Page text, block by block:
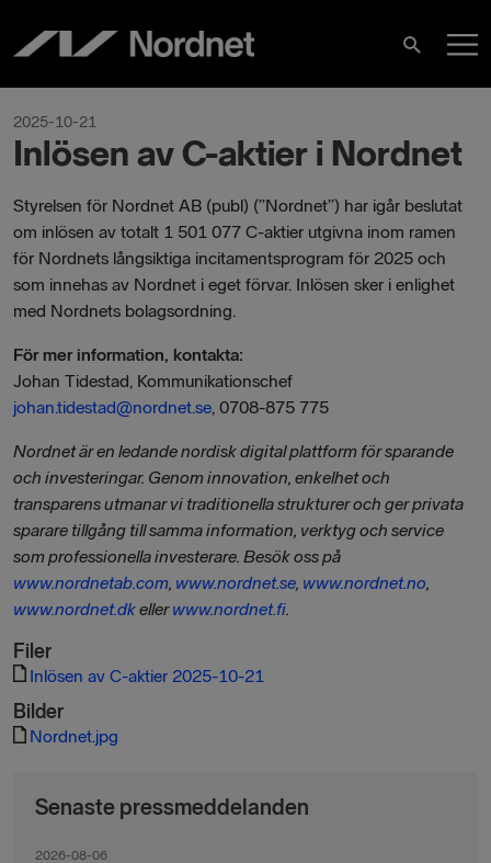
innehåll
Sök
2025-10-21
Inlösen av C-aktier i Nordnet
Styrelsen för Nordnet AB (publ) (”Nordnet”) har igår beslutat
om inlösen av totalt 1 501 077 C-aktier utgivna inom ramen
för Nordnets långsiktiga incitamentsprogram för 2025 och
som innehas av Nordnet i eget förvar. Inlösen sker i enlighet
med Nordnets bolagsordning.
För mer information, kontakta:
Johan Tidestad, Kommunikationschef
johan.tidestad@nordnet.se, 0708-875 775
Nordnet är en ledande nordisk digital plattform för sparande
och investeringar. Genom innovation, enkelhet och
transparens utmanar vi traditionella strukturer och ger privata
sparare tillgång till samma information, verktyg och service
som professionella investerare. Besök oss på
www.nordnetab.com, www.nordnet.se, www.nordnet.no,
www.nordnet.dkellerwww.nordnet.fi.
Filer
Inlösen av C-aktier 2025-10-21
Bilder
Nordnet.jpg
Senaste pressmeddelanden
2026-08-06